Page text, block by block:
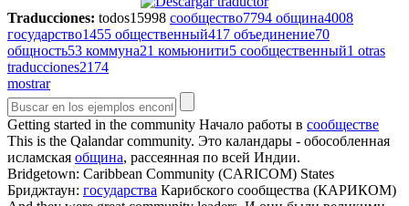
Traducciones: todos15998 сообщество7794 община4008
государство1455 общественный417 объединение70
общность53 коммуна21 комьюнити5 сообщественный1 otras
traducciones2174
mostrar
Getting started in the community Начало работы в сообществе
This is the Qalandarcommunity. Это каландары - обособленная
исламская община, рассеянная по всей Индии.
Bridgetown: Caribbean Community (CARICOM) States
Бриджтаун: государства Карибского сообщества (КАРИКОМ)